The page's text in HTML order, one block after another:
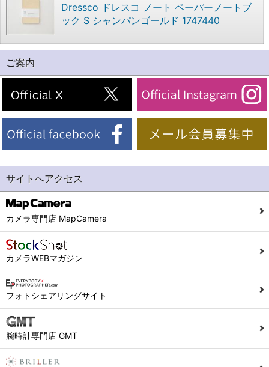
Dressco ドレスコ ノート ペーパーノートブ
ック S シャンパンゴールド 1747440
ご案内
サイトへアクセス
カメラ専門店 MapCamera
カメラWEBマガジン
フォトシェアリングサイト
腕時計専門店 GMT